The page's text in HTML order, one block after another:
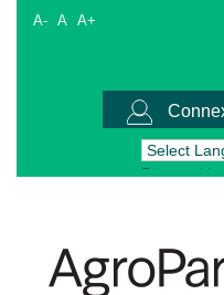
A- A A+
Powered